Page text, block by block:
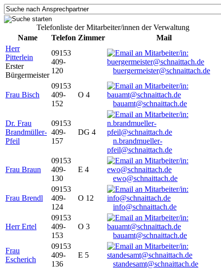
Telefonliste der Mitarbeiter/innen der Verwaltung
Name
Telefon Zimmer
Mail
Herr
Pitterlein
Erster
Bürgermeister
09153
409-
120
buergermeister@schnaittach.de
Frau Bisch
09153
409-
152
O 4
bauamt@schnaittach.de
Dr. Frau
Brandmüller-
Pfeil
09153
409-
157
DG 4
n.brandmueller-
pfeil@schnaittach.de
Frau Braun
09153
409-
130
E 4
ewo@schnaittach.de
Frau Brendl
09153
409-
124
O 12
info@schnaittach.de
Herr Ertel
09153
409-
153
O 3
bauamt@schnaittach.de
Frau
Escherich
09153
409-
136
E 5
standesamt@schnaittach.de